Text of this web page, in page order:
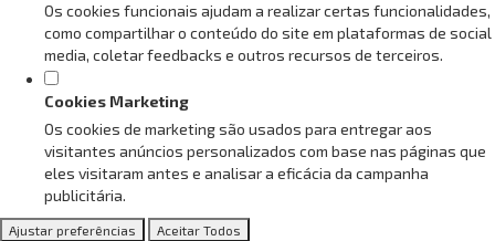
Os cookies funcionais ajudam a realizar certas funcionalidades,
como compartilhar o conteúdo do site em plataformas de social
media, coletar feedbacks e outros recursos de terceiros.
Cookies Marketing
Os cookies de marketing são usados para entregar aos
visitantes anúncios personalizados com base nas páginas que
eles visitaram antes e analisar a eficácia da campanha
publicitária.
Ajustar preferências Aceitar Todos